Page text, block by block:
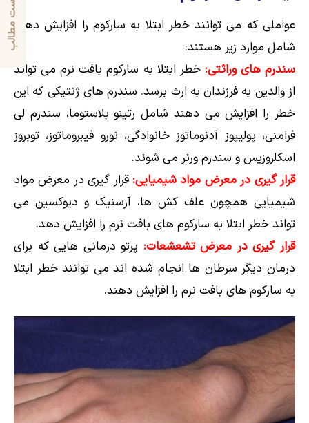
فهرست مطالبعواملی که می توانند خطر ابتلا به سارکوم را افزایش دهند
شامل موارد زیر هستند:
سندرم های وراثتی: خطر ابتلا به سارکوم بافت نرم می تواند
از والدین به فرزندان به ارث برسد. سندرم های ژنتیکی که این
خطر را افزایش می دهند شامل رتینو بلاستوما، سندرم لی
فرامنی، پولیپوز آدنوماتوز خانوادگی، نورو فیبروماتوز، توبروز
اسکلروزیس و سندرم ورنر می شوند.
قرار گیری در معرض مواد شیمیایی: قرار گیری در معرض مواد
شیمیایی همچون علف کش ها، آرسنیک و دیوکسین می
تواند خطر ابتلا به سارکوم های بافت نرم را افزایش دهد.
قرار گیری در معرض تشعشعات: پرتو درمانی هایی که برای
درمان دیگر سرطان ها انجام شده اند می توانند خطر ابتلا
به سارکوم های بافت نرم را افزایش دهند.